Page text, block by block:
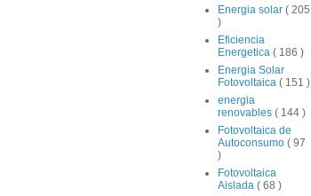
Energia solar ( 205
)
Eficiencia
Energetica ( 186 )
Energia Solar
Fotovoltaica ( 151 )
energia
renovables ( 144 )
Fotovoltaica de
Autoconsumo ( 97
)
Fotovoltaica
Aislada ( 68 )